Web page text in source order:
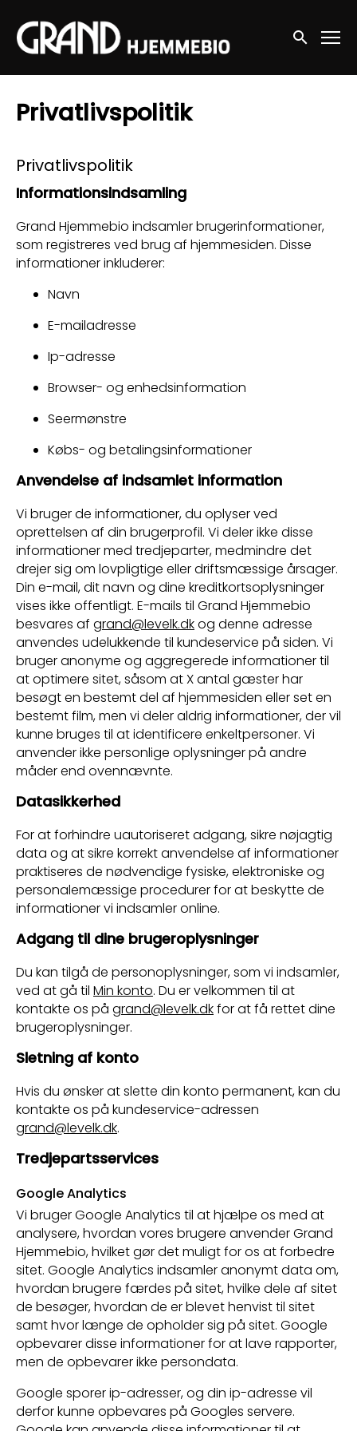
Accessibility Links
Søg nu
Privatlivspolitik
Privatlivspolitik
Informationsindsamling
Grand Hjemmebio indsamler brugerinformationer,
som registreres ved brug af hjemmesiden. Disse
informationer inkluderer:
Navn
E-mailadresse
Ip-adresse
Browser- og enhedsinformation
Seermønstre
Købs- og betalingsinformationer
Anvendelse af indsamlet information
Vi bruger de informationer, du oplyser ved
oprettelsen af din brugerprofil. Vi deler ikke disse
informationer med tredjeparter, medmindre det
drejer sig om lovpligtige eller driftsmæssige årsager.
Din e-mail, dit navn og dine kreditkortsoplysninger
vises ikke offentligt. E-mails til Grand Hjemmebio
besvares af grand@levelk.dkog denne adresse
anvendes udelukkende til kundeservice på siden. Vi
bruger anonyme og aggregerede informationer til
at optimere sitet, såsom at X antal gæster har
besøgt en bestemt del af hjemmesiden eller set en
bestemt film, men vi deler aldrig informationer, der vil
kunne bruges til at identificere enkeltpersoner. Vi
anvender ikke personlige oplysninger på andre
måder end ovennævnte.
Datasikkerhed
For at forhindre uautoriseret adgang, sikre nøjagtig
data og at sikre korrekt anvendelse af informationer
praktiseres de nødvendige fysiske, elektroniske og
personalemæssige procedurer for at beskytte de
informationer vi indsamler online.
Adgang til dine brugeroplysninger
Du kan tilgå de personoplysninger, som vi indsamler,
ved at gå til Min konto. Du er velkommen til at
kontakte os på grand@levelk.dkfor at få rettet dine
brugeroplysninger.
Sletning af konto
Hvis du ønsker at slette din konto permanent, kan du
kontakte os på kundeservice-adressen
grand@levelk.dk.
Tredjepartsservices
Google Analytics
Vi bruger Google Analytics til at hjælpe os med at
analysere, hvordan vores brugere anvender Grand
Hjemmebio, hvilket gør det muligt for os at forbedre
sitet. Google Analytics indsamler anonymt data om,
hvordan brugere færdes på sitet, hvilke dele af sitet
de besøger, hvordan de er blevet henvist til sitet
samt hvor længe de opholder sig på sitet. Google
opbevarer disse informationer for at lave rapporter,
men de opbevarer ikke persondata.
Google sporer ip-adresser, og din ip-adresse vil
derfor kunne opbevares på Googles servere.